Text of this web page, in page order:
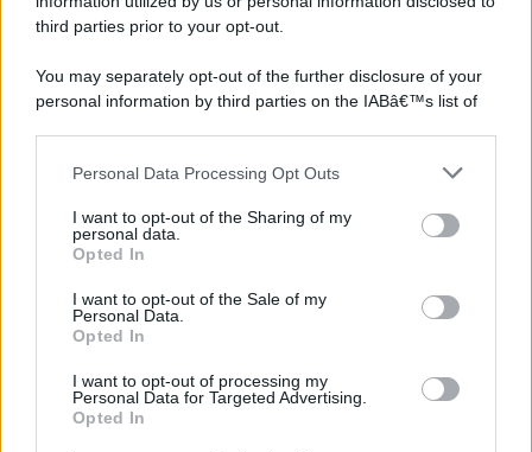
third parties prior to your opt-out.
You may separately opt-out of the further disclosure of your
personal information by third parties on the IABâ€™s list of
This information may also be disclosed by us to third parties
further disclose it to other third parties.
Please note that this website/app uses one or more Google
services and may gather and store information including but
not limited to your visit or usage behaviour. You may click to
grant or deny consent to Google and its third-party tags to
consent section.
Personal Data Processing Opt Outs
I want to opt-out of the Sharing of my
personal data.
Opted In
I want to opt-out of the Sale of my
Personal Data.
Opted In
I want to opt-out of processing my
Personal Data for Targeted Advertising.
Opted In